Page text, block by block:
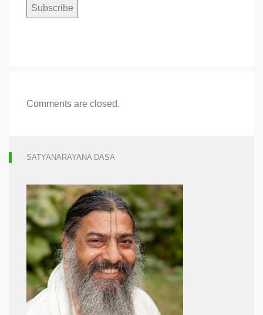
Comments are closed.
SATYANARAYANA DASA